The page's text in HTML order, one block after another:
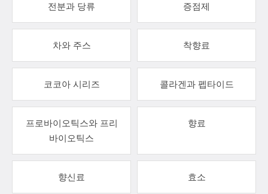
전분과 당류 증점제
차와 주스 착향료
코코아 시리즈 콜라겐과 펩타이드
프로바이오틱스와 프리
바이오틱스
향료
향신료 효소